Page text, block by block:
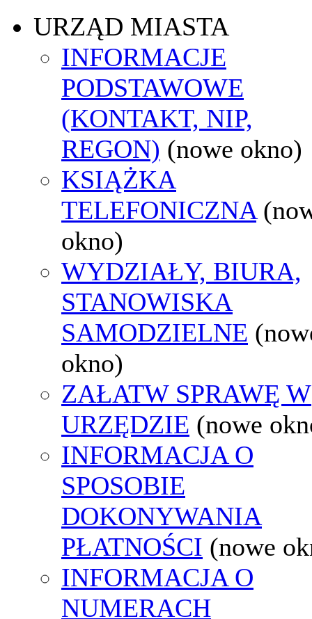
URZĄD MIASTA
INFORMACJE
PODSTAWOWE
(KONTAKT, NIP,
REGON) (nowe okno)
KSIĄŻKA
TELEFONICZNA
okno)
WYDZIAŁY, BIURA,
STANOWISKA
SAMODZIELNE
okno)
ZAŁATW SPRAWĘ W
URZĘDZIE (nowe
INFORMACJA O
SPOSOBIE
DOKONYWANIA
PŁATNOŚCI (nowe
INFORMACJA O
NUMERACH